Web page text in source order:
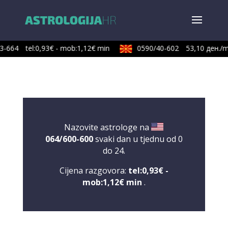
664 tel:0,93€ - mob:1,12€ min 0590/40-602 53,10 ден./
Nazovite astrologe na
064/600-600svaki dan u tjednu od 0
do 24.
Cijena razgovora: tel:0,93€ -
mob:1,12€ min .